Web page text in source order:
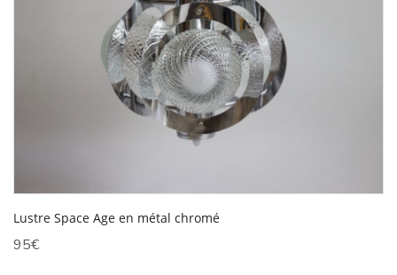
Lustre Space Age en métal chromé
95€